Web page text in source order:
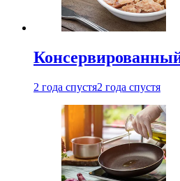
2 года спустя2 года спустя